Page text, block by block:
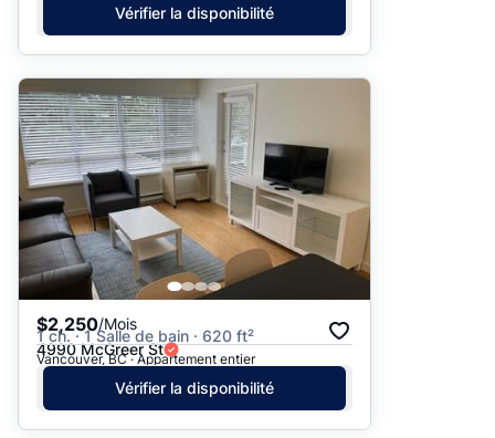
Vérifier la disponibilité
$2,250/Mois
1 ch. · 1 Salle de bain · 620 ft²
4990 McGreer St
Vancouver, BC · Appartement entier
Vérifier la disponibilité